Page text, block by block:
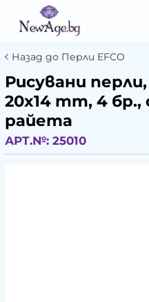
Назад до Перли EFCO
Рисувани
20x14 mm, 4
райета
АРТ.№: 25010